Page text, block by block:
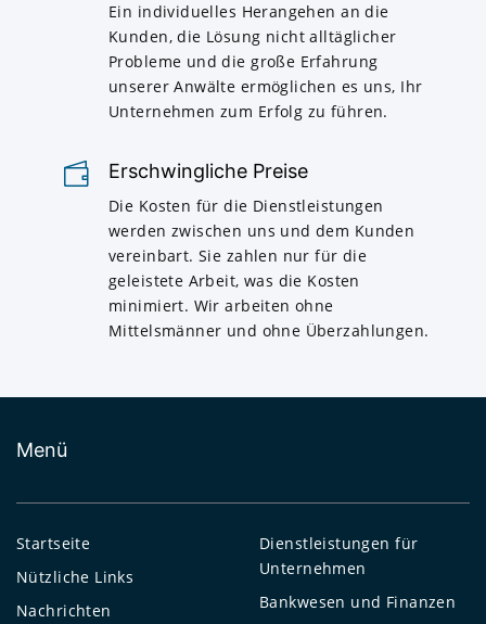
Ein individuelles Herangehen an die
Kunden, die Lösung nicht alltäglicher
Probleme und die große Erfahrung
unserer Anwälte ermöglichen es uns, Ihr
Unternehmen zum Erfolg zu führen.
Erschwingliche Preise
Die Kosten für die Dienstleistungen
werden zwischen uns und dem Kunden
vereinbart. Sie zahlen nur für die
geleistete Arbeit, was die Kosten
minimiert. Wir arbeiten ohne
Mittelsmänner und ohne Überzahlungen.
Menü
Startseite
Nützliche Links
Nachrichten
Dienstleistungen für
Unternehmen
Bankwesen und Finanzen